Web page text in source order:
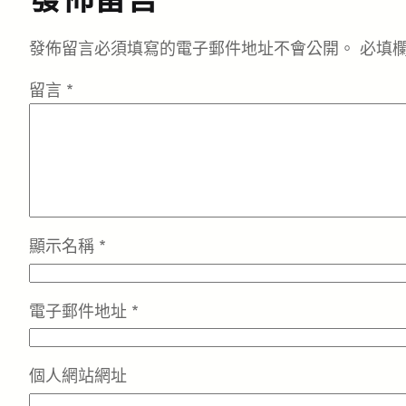
發佈留言必須填寫的電子郵件地址不會公開。 必填
留言 *
顯示名稱 *
電子郵件地址 *
個人網站網址